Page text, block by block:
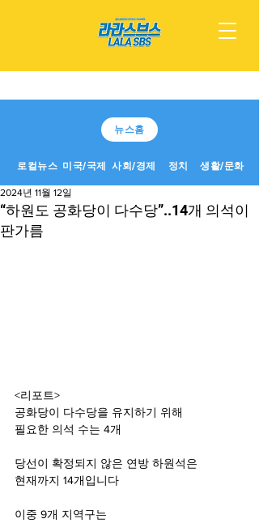
뉴스홈
로컬뉴스 미국/국제 사회/경제 정치 생활/문화
“하원도 공화당이 다수당”..14개 의석이
판가름
2024년 11월 12일
<리포트>
공화당이 다수당을 유지하기 위해
필요한 의석 수는 4개
당선이 확정되지 않은 연방 하원석은
현재까지 14개입니다
이중 9개 지역구는